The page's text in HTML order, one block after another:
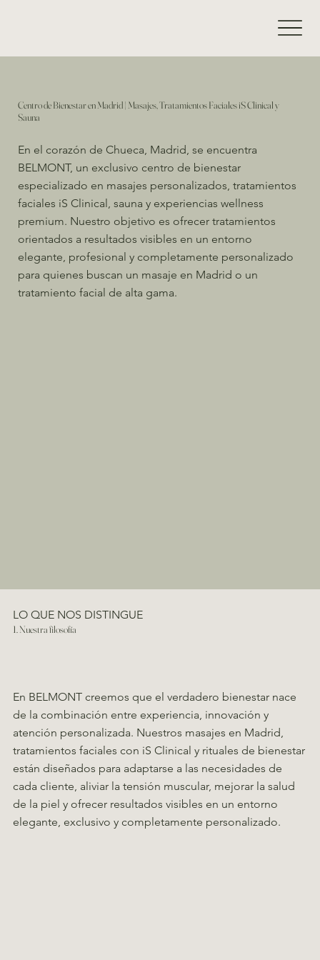
Centro de Bienestar en Madrid | Masajes, Tratamientos Faciales iS Clinical y
Sauna
En el corazón de Chueca, Madrid, se encuentra
BELMONT, un exclusivo centro de bienestar
especializado en masajes personalizados, tratamientos
faciales iS Clinical, sauna y experiencias wellness
premium. Nuestro objetivo es ofrecer tratamientos
orientados a resultados visibles en un entorno
elegante, profesional y completamente personalizado
para quienes buscan un masaje en Madrid o un
tratamiento facial de alta gama.
LO QUE NOS DISTINGUE
1. Nuestra filosofía
En BELMONT creemos que el verdadero bienestar nace
de la combinación entre experiencia, innovación y
atención personalizada. Nuestros masajes en Madrid,
tratamientos faciales con iS Clinical y rituales de bienestar
están diseñados para adaptarse a las necesidades de
cada cliente, aliviar la tensión muscular, mejorar la salud
de la piel y ofrecer resultados visibles en un entorno
elegante, exclusivo y completamente personalizado.